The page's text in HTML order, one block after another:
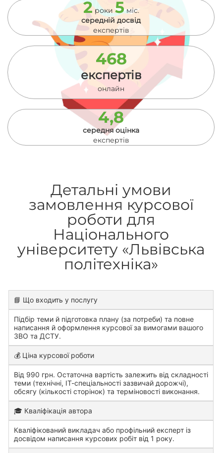
2 роки5міс.
середній досвід
експертів
468
експертів
онлайн
4,8
середня оцінка
експертів
Детальні умови
замовлення курсової
роботи для
Національного
університету «Львівська
політехніка»
📘 Що входить у послугу
Підбір теми й підготовка плану (за потреби) та повне
написання й оформлення курсової за вимогами вашого
ЗВО та ДСТУ.
💰 Ціна курсової роботи
Від 990 грн. Остаточна вартість залежить від складності
теми (технічні, ІТ-спеціальності зазвичай дорожчі),
обсягу (кількості сторінок) та терміновості виконання.
🎓 Кваліфікація автора
Кваліфікований викладач або профільний експерт із
досвідом написання курсових робіт від 1 року.